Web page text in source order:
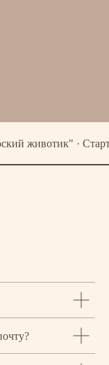
· Старт